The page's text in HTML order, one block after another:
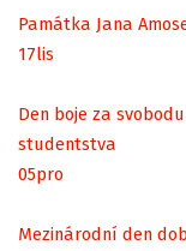
Památka Jana
17lis
Den boje za
studentstva
05pro
Mezinárodní den